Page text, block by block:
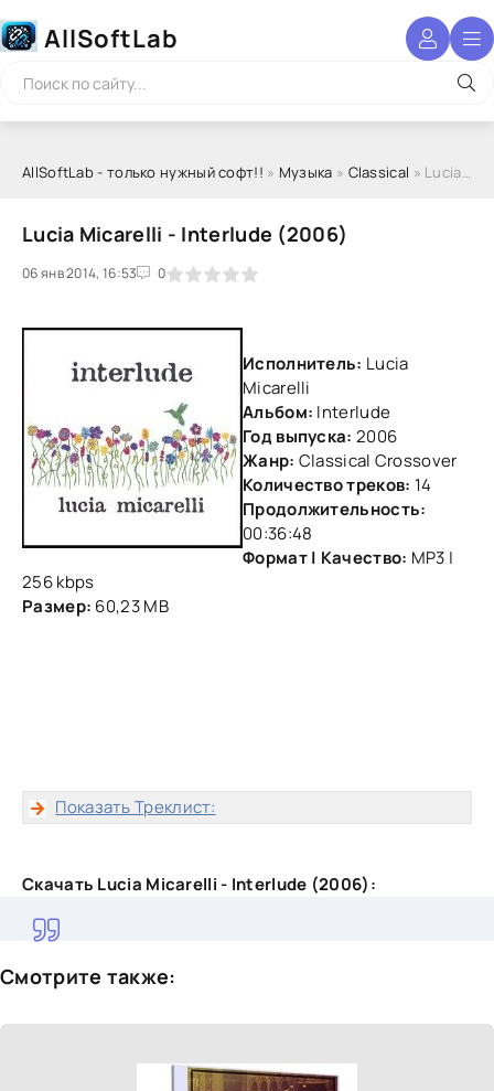
AllSoftLab
AllSoftLab - только нужный софт!! » Музыка » Classical » Lucia Micarelli - Interlude (2006)
Lucia Micarelli - Interlude (2006)
06 янв 2014, 16:53 0
1 2 3 4 5
Исполнитель: Lucia
Micarelli
Альбом: Interlude
Год выпуска: 2006
Жанр: Classical Crossover
Количество треков: 14
Продолжительность:
00:36:48
Формат | Качество: MP3 |
256 kbps
Размер: 60,23 MB
Показать Треклист:
Скачать Lucia Micarelli - Interlude (2006):
Смотрите также: